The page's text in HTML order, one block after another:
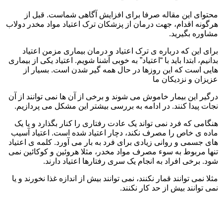
محتوای این مقاله صرفا برای افزایش آگاهی شماست. قبل از
هرگونه اقدام، جهت درمان از پزشکان ترک اعتیاد مواد مخدر دولاب
مشاوره بگیرید.
برای این که درباره ی ترک اعتیاد و درمان بیماری مزمن اعتیاد
بدانیم، ابتدا باید با “اعتیاد” به خوبی آشنا شویم. اعتیاد یکی از بیماری
هایی است که این روزها در حال همه گیر شدن است. بسیار از
عزیزان و نزدیکان ما
درگیر این بیمار خاموش می شوند و برخی از آن ها نمی توانند از آن
نجات پیدا کنند. در ادامه به بررسی بیشتر این مشکل می پردازیم.
هنگامی که فرد نمی تواند یک عادت رفتاری را کنار بگذارد و یا یک
ماده ی خاص را مصرف نکند، دچار اعتیاد شده است. اعتیاد آسیب
های جسمی و روانی زیادی برای فرد به بار می آورد. کلمه ی اعتیاد
تنها مربوط به سوء مصرف مواد مخدر، مثلا هروئین و کوکائین نمی
شود. برخی افراد به انجام یک سری رفتارها اعتیاد دارند.
مثلا نمی توانند قمار نکنند، نمی توانند بیش از اندازه غذا نخورند و یا
نمی توانند بیش از حد کار نکنند.